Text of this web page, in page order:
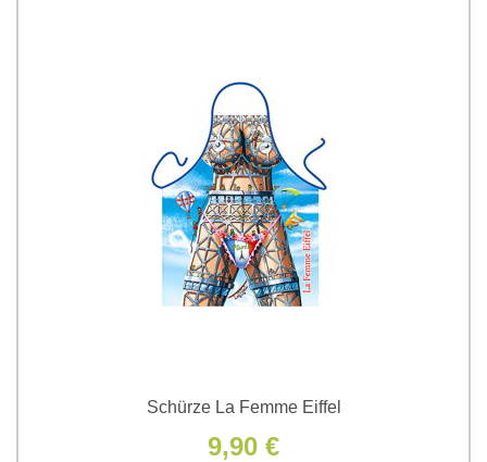
Schürze La Femme Eiffel
9,90 €